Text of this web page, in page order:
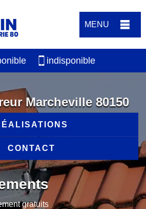
MENU
indisponible
Marcheville 80150
CONTACT
gratuits